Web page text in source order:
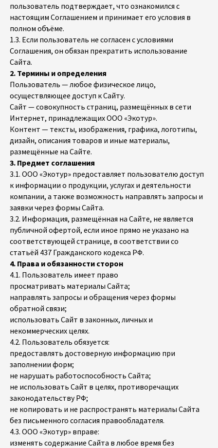
пользователь подтверждает, что ознакомился с
настоящим Соглашением и принимает его условия в
полном объёме.
1.3. Если пользователь не согласен с условиями
Соглашения, он обязан прекратить использование
Сайта.
2. Термины и определения
Пользователь — любое физическое лицо,
осуществляющее доступ к Сайту.
Сайт — совокупность страниц, размещённых в сети
Интернет, принадлежащих ООО «Экотур».
Контент — тексты, изображения, графика, логотипы,
дизайн, описания товаров и иные материалы,
размещённые на Сайте.
3. Предмет соглашения
3.1. ООО «Экотур» предоставляет пользователю доступ
к информации о продукции, услугах и деятельности
компании, а также возможность направлять запросы и
заявки через формы Сайта.
3.2. Информация, размещённая на Сайте, не является
публичной офертой, если иное прямо не указано на
соответствующей странице, в соответствии со
статьёй 437 Гражданского кодекса РФ.
4. Права и обязанности сторон
4.1. Пользователь имеет право
просматривать материалы Сайта;
направлять запросы и обращения через формы
обратной связи;
использовать Сайт в законных, личных и
некоммерческих целях.
4.2. Пользователь обязуется:
предоставлять достоверную информацию при
заполнении форм;
не нарушать работоспособность Сайта;
не использовать Сайт в целях, противоречащих
законодательству РФ;
не копировать и не распространять материалы Сайта
без письменного согласия правообладателя.
4.3. ООО «Экотур» вправе:
изменять содержание Сайта в любое время без